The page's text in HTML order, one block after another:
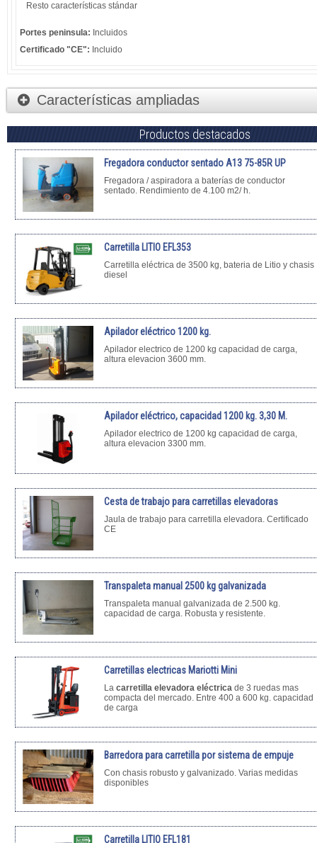
Resto características stándar
Portes peninsula: Incluidos
Certificado "CE": Incluido
Características ampliadas
Productos destacados
Fregadora conductor sentado A13 75-85R UP
Fregadora / aspiradora a baterías de conductor
sentado. Rendimiento de 4.100 m2/ h.
Carretilla LITIO EFL353
Carretilla eléctrica de 3500 kg, bateria de Litio y chasis
diesel
Apilador eléctrico 1200 kg.
Apilador electrico de 1200 kg capacidad de carga,
altura elevacion 3600 mm.
Apilador eléctrico, capacidad 1200 kg. 3,30 M.
Apilador electrico de 1200 kg capacidad de carga,
altura elevacion 3300 mm.
Cesta de trabajo para carretillas elevadoras
Jaula de trabajo para carretilla elevadora. Certificado
CE
Transpaleta manual 2500 kg galvanizada
Transpaleta manual galvanizada de 2.500 kg.
capacidad de carga. Robusta y resistente.
Carretillas electricas Mariotti Mini
La carretilla elevadora eléctrica de 3 ruedas mas
compacta del mercado. Entre 400 a 600 kg. capacidad
de carga
Barredora para carretilla por sistema de empuje
Con chasis robusto y galvanizado. Varias medidas
disponibles
Carretilla LITIO EFL181